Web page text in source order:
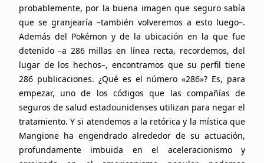
probablemente, por la buena imagen que seguro sabía
que se granjearía –también volveremos a esto luego–.
Además del Pokémon y de la ubicación en la que fue
detenido –a 286 millas en línea recta, recordemos, del
lugar de los hechos–, encontramos que su perfil tiene
286 publicaciones. ¿Qué es el número «286»? Es, para
empezar, uno de los códigos que las compañías de
seguros de salud estadounidenses utilizan para negar el
tratamiento. Y si atendemos a la retórica y la mística que
Mangione ha engendrado alrededor de su actuación,
profundamente imbuida en el aceleracionismo y